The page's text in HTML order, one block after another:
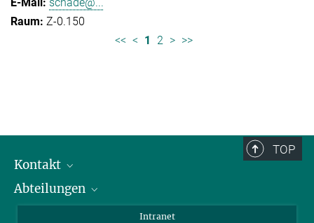
schade@...
Z-0.150
<< < 1 2 > >>
TOP
Kontakt
Mitarbeiterverzeichnis
Abteilungen
Intranet